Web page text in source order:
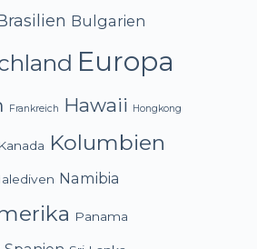
Bulgarien
Europa
Frankreich Hawaii Hongkong
Kanada Kolumbien
Namibia
Panama